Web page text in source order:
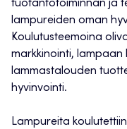
tuotantotoiminnan ja
lampureiden oman
Koulutusteemoina
markkinointi, lampaan
lammastalouden
hyvinvointi.
Lampureita